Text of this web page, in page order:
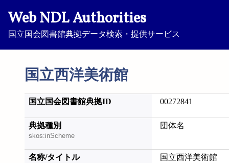
Web NDL Authorities
国立国会図書館典拠データ検索・提供サービス
国立西洋美術館
国立国会図書館典拠ID 00272841
典拠種別
skos:inScheme
団体名
名称/タイトル 国立西洋美術館